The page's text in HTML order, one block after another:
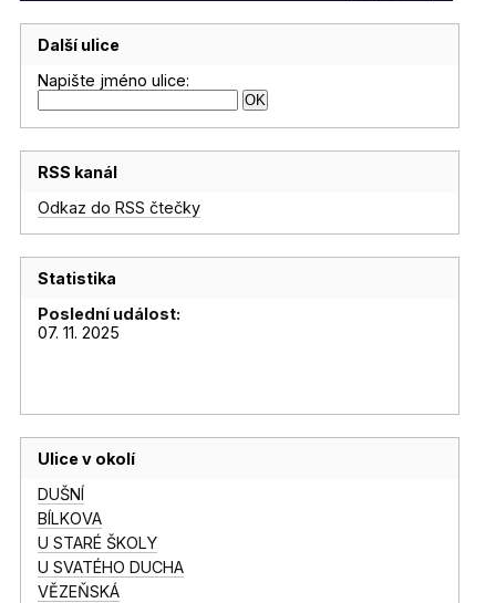
Další ulice
Napište jméno ulice:
RSS kanál
Odkaz do RSS čtečky
Statistika
Poslední událost:
07. 11. 2025
Ulice v okolí
DUŠNÍ
BÍLKOVA
U STARÉ ŠKOLY
U SVATÉHO DUCHA
VĚZEŇSKÁ